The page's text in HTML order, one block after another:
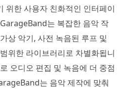
위한 사용자 친화적인 인터페이
는 복잡한 음악 작
상 악기, 사전 녹음된 루프 및
위한 라이브러리로 차별화됩니
오디오 편집 및 녹음에 더 중점
는 음악 제작에 맞춰